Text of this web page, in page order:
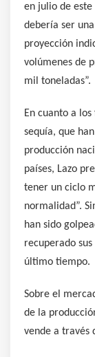
en julio de este
debería ser
proyección
volúmenes de
mil toneladas”.
En cuanto a
sequía, que
producción
países, Lazo
tener un ciclo
normalidad”.
han sido
recuperado
último tiempo.
Sobre el
de la
vende a través